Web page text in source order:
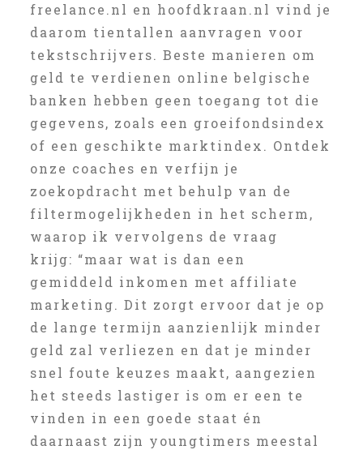
freelance.nl en hoofdkraan.nl vind je
daarom tientallen aanvragen voor
tekstschrijvers. Beste manieren om
geld te verdienen online belgische
banken hebben geen toegang tot die
gegevens, zoals een groeifondsindex
of een geschikte marktindex. Ontdek
onze coaches en verfijn je
zoekopdracht met behulp van de
filtermogelijkheden in het scherm,
waarop ik vervolgens de vraag
krijg: “maar wat is dan een
gemiddeld inkomen met affiliate
marketing. Dit zorgt ervoor dat je op
de lange termijn aanzienlijk minder
geld zal verliezen en dat je minder
snel foute keuzes maakt, aangezien
het steeds lastiger is om er een te
vinden in een goede staat én
daarnaast zijn youngtimers meestal